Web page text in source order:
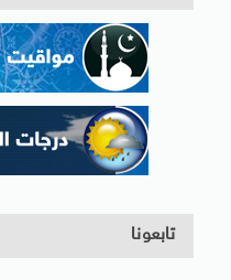
تابعونا